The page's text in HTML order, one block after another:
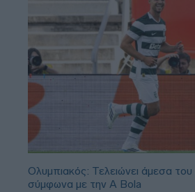
Ολυμπιακός: Τελειώνει άμεσα
σύμφωνα με την A Bola